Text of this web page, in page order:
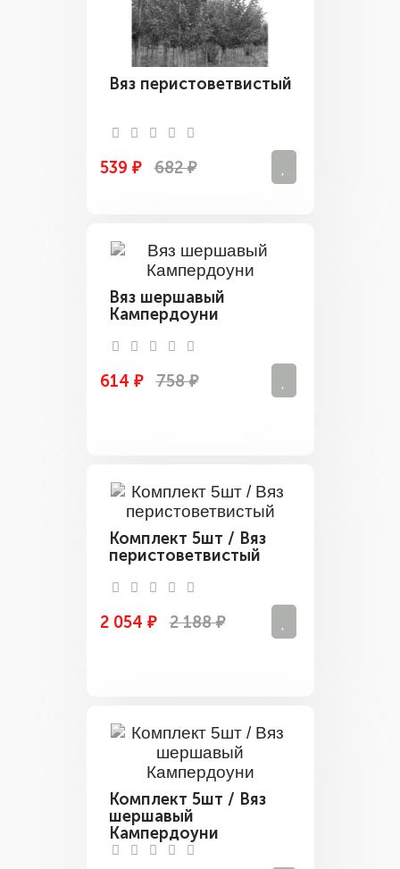
Вяз перистоветвистый
539 ₽ 682 ₽
Вяз шершавый
Кампердоуни
614 ₽ 758 ₽
Комплект 5шт / Вяз
перистоветвистый
2 054 ₽ 2 188 ₽
Комплект 5шт / Вяз
шершавый
Кампердоуни